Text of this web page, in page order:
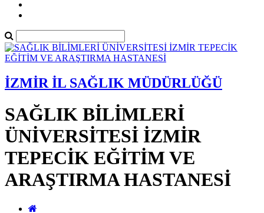
İZMİR İL SAĞLIK MÜDÜRLÜĞÜ
SAĞLIK BİLİMLERİ
ÜNİVERSİTESİ İZMİR
TEPECİK EĞİTİM VE
ARAŞTIRMA HASTANESİ